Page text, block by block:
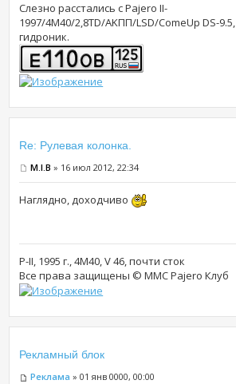
Слезно расстались с Pajero II-
1997/4M40/2,8TD/AKПП/LSD/ComeUp DS-9.5,
гидроник.
Re: Рулевая колонка.
M.I.B » 16 июл 2012, 22:34
Наглядно, доходчиво
P-II, 1995 г., 4М40, V 46, почти сток
Все права защищены © MMC Pajero Клуб
Рекламный блок
Реклама » 01 янв 0000, 00:00